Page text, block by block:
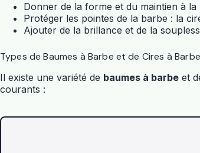
Donner de la forme et du maintien à
Protéger les pointes de la barbe : la
Ajouter de la brillance et de la
Types de Baumes à Barbe et de Cires à Barbe
Il existe une variété de baumes à barbe et
courants :